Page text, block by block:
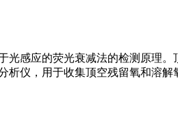
光感应的荧光衰减法的检测原理
析仪，用于收集顶空残留氧和溶解